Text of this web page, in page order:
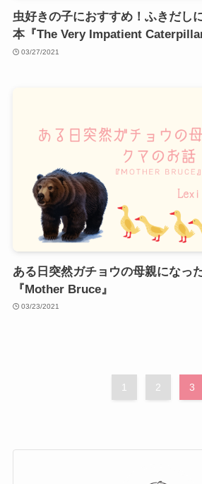
虫好きの子におすすめ！ふきだし
本『The Very Impatient Caterpillar
03/27/2021
ある日突然ガチョウの母親になっ
『Mother Bruce』
03/23/2021
1 2 3